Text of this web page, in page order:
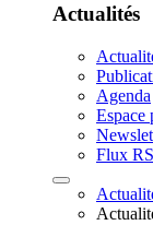
Actualités
Agenda
Espace
Flux